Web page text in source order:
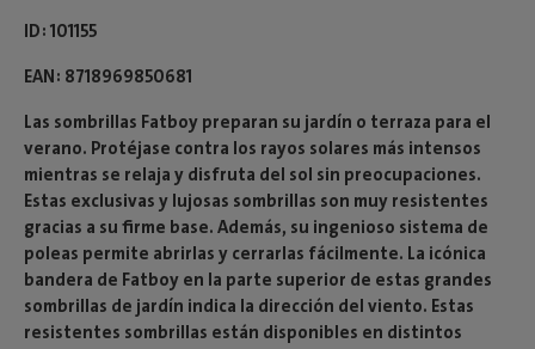
ID 101155
EAN 8718969850681
Las sombrillas Fatboy preparan su jardín o terraza para el
verano. Protéjase contra los rayos solares más intensos
mientras se relaja y disfruta del sol sin preocupaciones.
Estas exclusivas y lujosas sombrillas son muy resistentes
gracias a su firme base. Además, su ingenioso sistema de
poleas permite abrirlas y cerrarlas fácilmente. La icónica
bandera de Fatboy en la parte superior de estas grandes
sombrillas de jardín indica la dirección del viento. Estas
resistentes sombrillas están disponibles en distintos